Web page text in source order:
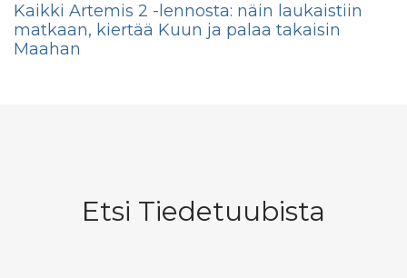
Kaikki Artemis 2 -lennosta: näin laukaistiin
matkaan, kiertää Kuun ja palaa takaisin
Maahan
Etsi Tiedetuubista